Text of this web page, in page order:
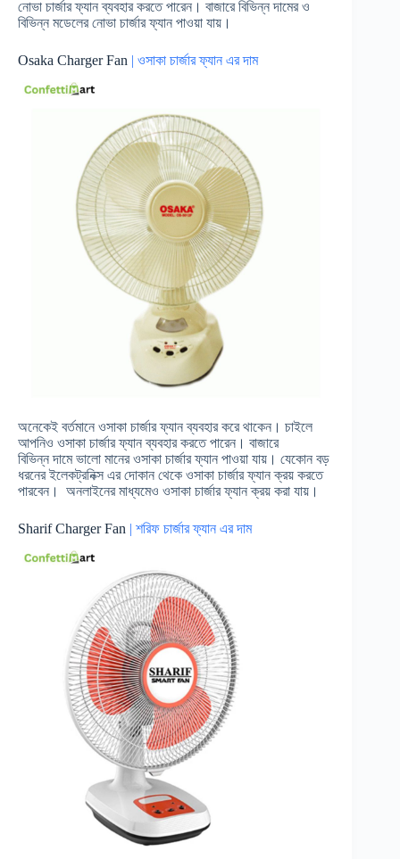
নোভা চার্জার ফ্যান ব্যবহার করতে পারেন। বাজারে বিভিন্ন দামের ও
বিভিন্ন মডেলের নোভা চার্জার ফ্যান পাওয়া যায়।
Osaka Charger Fan | ওসাকা চার্জার ফ্যান এর দাম
অনেকেই বর্তমানে ওসাকা চার্জার ফ্যান ব্যবহার করে থাকেন। চাইলে
আপনিও ওসাকা চার্জার ফ্যান ব্যবহার করতে পারেন। বাজারে
বিভিন্ন দামে ভালো মানের ওসাকা চার্জার ফ্যান পাওয়া যায়। যেকোন বড়
ধরনের ইলেকট্রনিক্স এর দোকান থেকে ওসাকা চার্জার ফ্যান ক্রয় করতে
পারবেন। অনলাইনের মাধ্যমেও ওসাকা চার্জার ফ্যান ক্রয় করা যায়।
Sharif Charger Fan | শরিফ চার্জার ফ্যান এর দাম